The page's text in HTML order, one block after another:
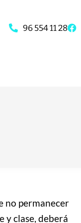
96 554 11 28
no permanecer
y clase, deberá